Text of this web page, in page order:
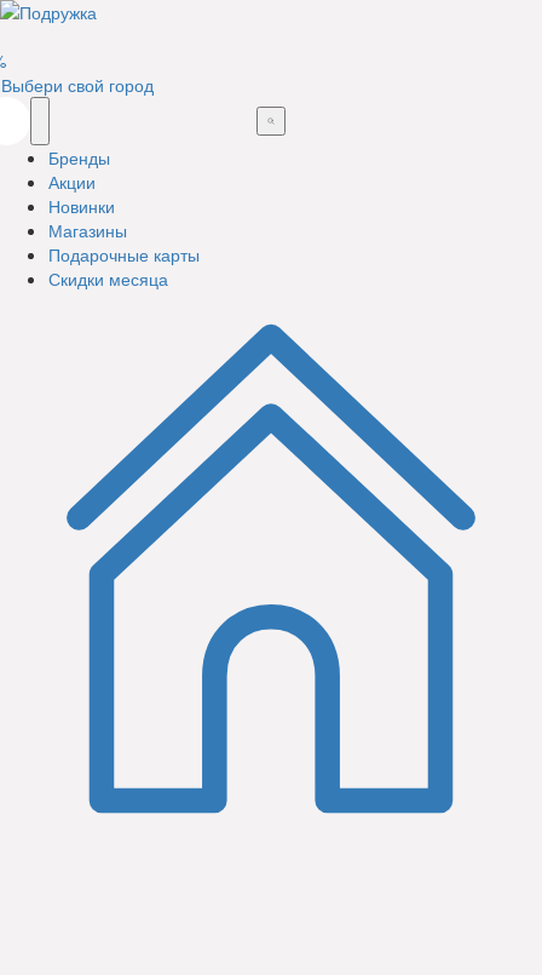
Выбери свой город
Бренды
Акции
Новинки
Магазины
Подарочные карты
Скидки месяца